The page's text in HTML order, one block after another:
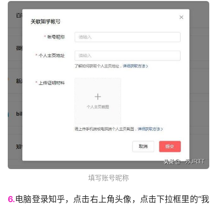
填写账号昵称
6.电脑登录知乎，点击右上角头像，点击下拉框里的“我